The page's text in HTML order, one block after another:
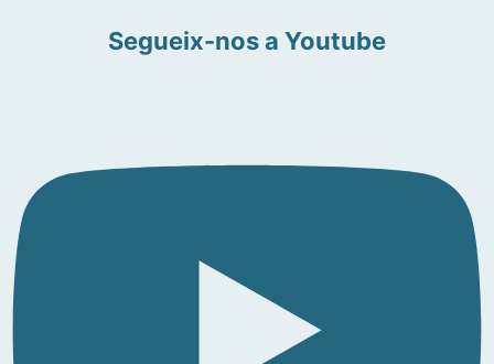
Segueix-nos a Youtube